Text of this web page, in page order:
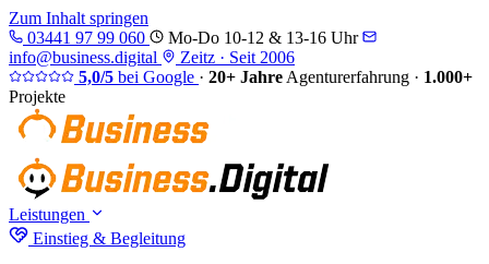
Zum Inhalt springen
03441 97 99 060
Mo-Do 10-12 & 13-16 Uhr
info@business.digital
Zeitz · Seit 2006
5,0/5 bei Google · 20+ Jahre Agenturerfahrung · 1.000+
Projekte
Leistungen
Einstieg & Begleitung